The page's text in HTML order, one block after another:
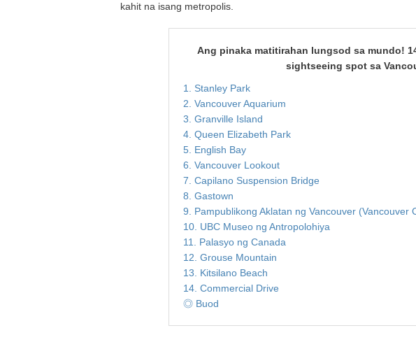
kahit na isang metropolis.
Ang pinaka matitirahan lungsod sa mundo!
sightseeing spot sa
1. Stanley Park
2. Vancouver Aquarium
3. Granville Island
4. Queen Elizabeth Park
5. English Bay
6. Vancouver Lookout
7. Capilano Suspension Bridge
8. Gastown
9. Pampublikong Aklatan ng Vancouver (Vancouver
10. UBC Museo ng Antropolohiya
11. Palasyo ng Canada
12. Grouse Mountain
13. Kitsilano Beach
14. Commercial Drive
◎ Buod